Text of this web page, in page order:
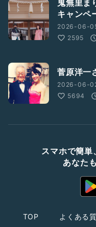
鬼無里ま
キャン
2026-06-
2595
菅原洋一
2026-06-
5694
スマホで簡単
あなた
TOP よくある